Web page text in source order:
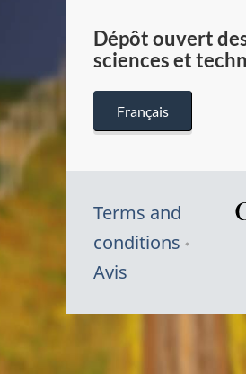
Dépôt ouvert
sciences et
Français
Terms and
conditions
Avis